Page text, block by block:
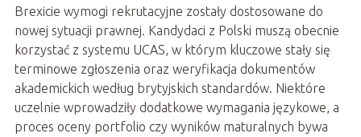
Brexicie wymogi rekrutacyjne zostały dostosowane do
nowej sytuacji prawnej. Kandydaci z Polski muszą obecnie
korzystać z systemu UCAS, w którym kluczowe stały się
terminowe zgłoszenia oraz weryfikacja dokumentów
akademickich według brytyjskich standardów. Niektóre
uczelnie wprowadziły dodatkowe wymagania językowe, a
proces oceny portfolio czy wyników maturalnych bywa